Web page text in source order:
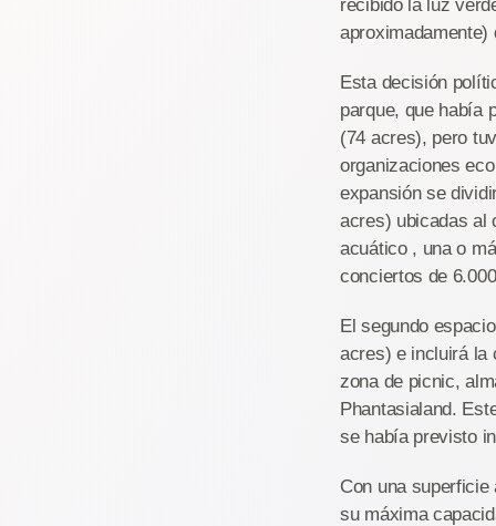
recibido la luz
aproximadamente)
Esta decisión
parque, que había
(74 acres), pero
organizaciones
expansión se
acres) ubicadas al
acuático , una o
conciertos de
El segundo
acres) e incluirá la
zona de picnic,
Phantasialand.
se había previsto
Con una
su máxima